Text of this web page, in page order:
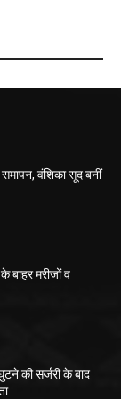
वंशिका सूद बनीं
बाहर मरीजों व
की सर्जरी के बाद